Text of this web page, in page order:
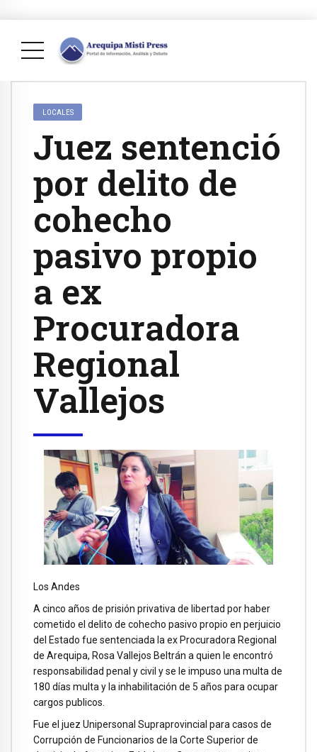
LOCALES
Juez sentenció
por delito de
cohecho
pasivo propio
a ex
Procuradora
Regional
Vallejos
Los Andes
A cinco años de prisión privativa de libertad por haber
cometido el delito de cohecho pasivo propio en perjuicio
del Estado fue sentenciada la ex Procuradora Regional
de Arequipa, Rosa Vallejos Beltrán a quien le encontró
responsabilidad penal y civil y se le impuso una multa de
180 días multa y la inhabilitación de 5 años para ocupar
cargos publicos.
Fue el juez Unipersonal Supraprovincial para casos de
Corrupción de Funcionarios de la Corte Superior de